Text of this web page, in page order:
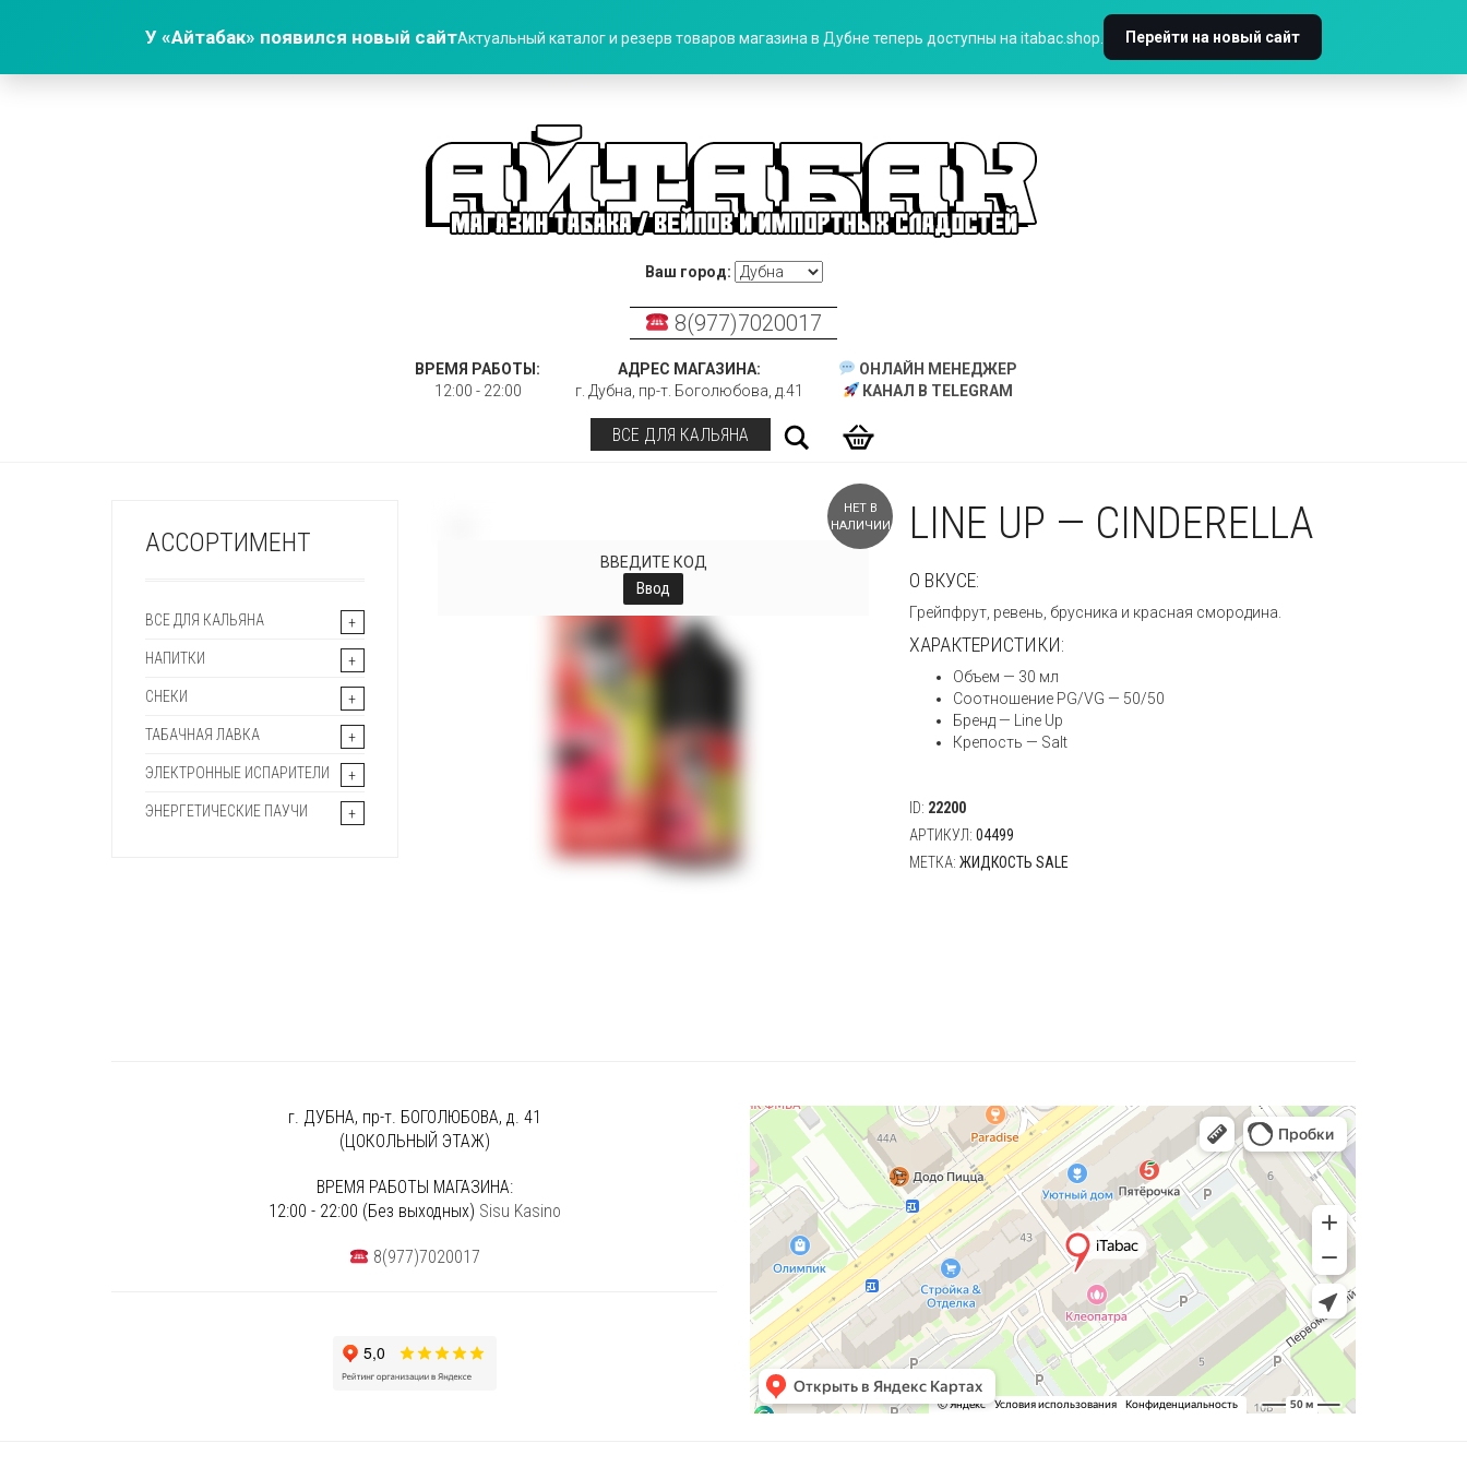
У «Айтабак» появился новый сайтАктуальный каталог и резерв товаров магазина в Дубне теперь доступны на itabac.shop. Перейти на новый сайт
Ваш город:
8(977)7020017
ВРЕМЯ РАБОТЫ:
12:00 - 22:00
АДРЕС МАГАЗИНА:
г. Дубна, пр-т. Боголюбова, д.41
ОНЛАЙН МЕНЕДЖЕР
КАНАЛ В TELEGRAM
ВСЕ ДЛЯ КАЛЬЯНА Поиск
НЕТ В
НАЛИЧИИ
ВВЕДИТЕ КОД
Ввод
LINE UP — CINDERELLA
О ВКУСЕ:
Грейпфрут, ревень, брусника и красная смородина.
ХАРАКТЕРИСТИКИ:
Объем — 30 мл
Соотношение PG/VG — 50/50
Бренд — Line Up
Крепость — Salt
ID: 22200
АРТИКУЛ:04499
МЕТКА:ЖИДКОСТЬ SALE
АССОРТИМЕНТ
ВСЕ ДЛЯ КАЛЬЯНА
НАПИТКИ
СНЕКИ
ТАБАЧНАЯ ЛАВКА
ЭЛЕКТРОННЫЕ ИСПАРИТЕЛИ
ЭНЕРГЕТИЧЕСКИЕ ПАУЧИ
г. ДУБНА, пр-т. БОГОЛЮБОВА, д. 41
(ЦОКОЛЬНЫЙ ЭТАЖ)
ВРЕМЯ РАБОТЫ МАГАЗИНА:
12:00 - 22:00 (Без выходных) Sisu Kasino
8(977)7020017